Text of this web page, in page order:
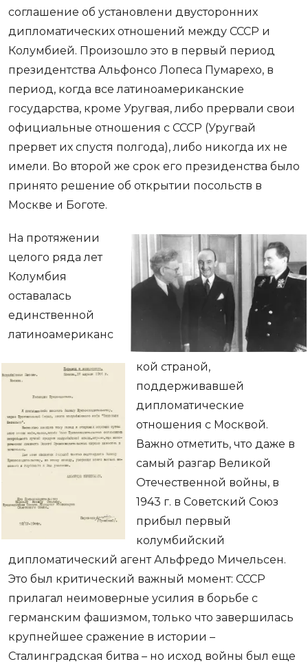
соглашение об установлени двусторонних
дипломатических отношений между СССР и
Колумбией. Произошло это в первый период
президентства Альфонсо Лопеса Пумарехо, в
период, когда все латиноамериканские
государства, кроме Уругвая, либо прервали свои
официальные отношения с СССР (Уругвай
прервет их спустя полгода), либо никогда их не
имели. Во второй же срок его президенства было
принято решение об открытии посольств в
Москве и Боготе.
На протяжении
целого ряда лет
Колумбия
оставалась
единственной
латиноамериканс
кой страной,
поддерживавшей
дипломатические
отношения с Москвой.
Важно отметить, что даже в
самый разгар Великой
Отечественной войны, в
1943 г. в Советский Союз
прибыл первый
колумбийский
дипломатический агент Альфредо Мичельсен.
Это был критический важный момент: СССР
прилагал неимоверные усилия в борьбе с
германским фашизмом, только что завершилась
крупнейшее сражение в истории –
Сталинградская битва – но исход войны был еще